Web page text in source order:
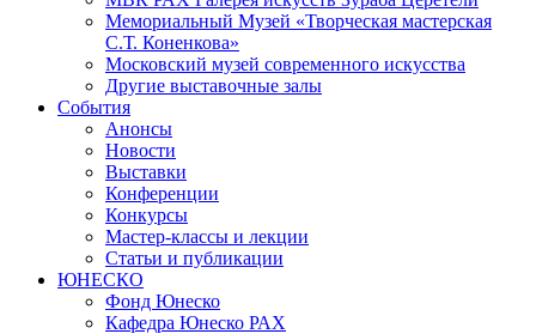
Мемориальный Музей «Творческая мастерская
С.Т. Коненкова»
Московский музей современного искусства
Другие выставочные залы
События
Анонсы
Новости
Выставки
Конференции
Конкурсы
Мастер-классы и лекции
Статьи и публикации
ЮНЕСКО
Фонд Юнеско
Кафедра Юнеско РАХ